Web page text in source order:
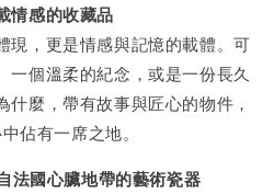
情感的收藏品
現，更是情感與記憶的載體。可
一個溫柔的紀念，或是一份長久
麼，帶有故事與匠心的物件，
佔有一席之地。
法國心臟地帶的藝術瓷器